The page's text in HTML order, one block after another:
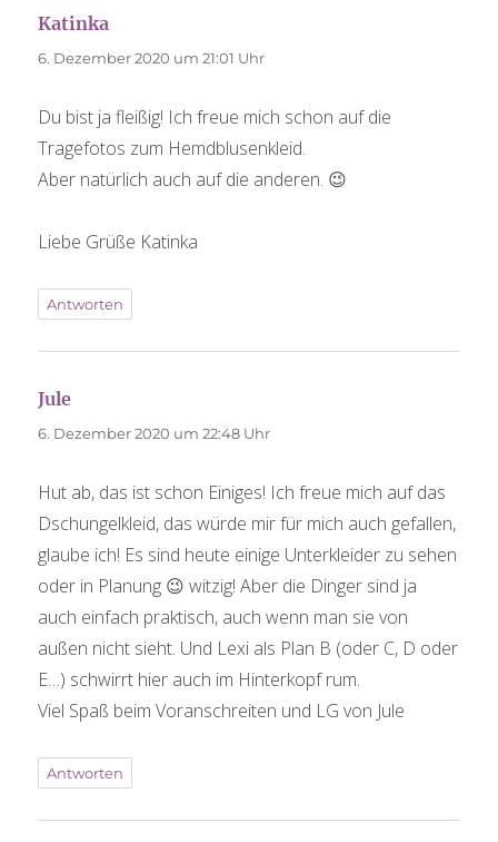
Katinka
6. Dezember 2020 um 21:01 Uhr
Du bist ja fleißig! Ich freue mich schon auf die
Tragefotos zum Hemdblusenkleid.
Aber natürlich auch auf die anderen. 😉
Liebe Grüße Katinka
Antworten
Jule
6. Dezember 2020 um 22:48 Uhr
Hut ab, das ist schon Einiges! Ich freue mich auf das
Dschungelkleid, das würde mir für mich auch gefallen,
glaube ich! Es sind heute einige Unterkleider zu sehen
oder in Planung 😉 witzig! Aber die Dinger sind ja
auch einfach praktisch, auch wenn man sie von
außen nicht sieht. Und Lexi als Plan B (oder C, D oder
E…) schwirrt hier auch im Hinterkopf rum.
Viel Spaß beim Voranschreiten und LG von Jule
Antworten